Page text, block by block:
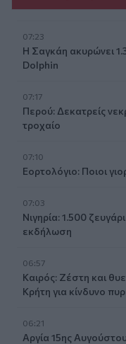
07:23
Η Σαγκάη ακυρώνει
Dolphin
07:17
Περού: Δεκατρείς
τροχαίο
07:10
Εορτολόγιο: Ποιοι
07:03
Νιγηρία: 1.500
εκδήλωση
06:57
Καιρός: Ζέστη και
Κρήτη για κίνδυνο
06:21
Αργία 15ης